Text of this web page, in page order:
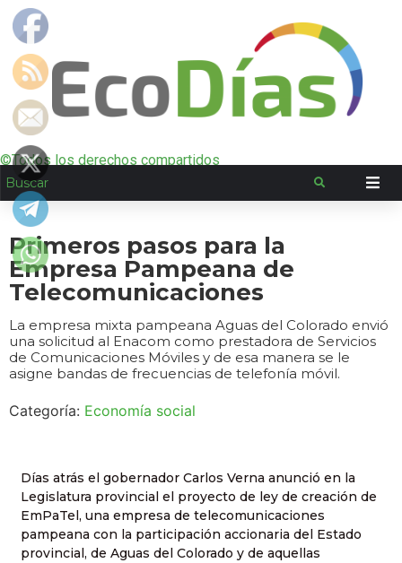
©Todos los derechos compartidos
Primeros pasos para la
Empresa Pampeana de
Telecomunicaciones
La empresa mixta pampeana Aguas del Colorado envió
una solicitud al Enacom como prestadora de Servicios
de Comunicaciones Móviles y de esa manera se le
asigne bandas de frecuencias de telefonía móvil.
Categoría: Economía social
Días atrás el gobernador Carlos Verna anunció en la
Legislatura provincial el proyecto de ley de creación de
EmPaTel, una empresa de telecomunicaciones
pampeana con la participación accionaria del Estado
provincial, de Aguas del Colorado y de aquellas